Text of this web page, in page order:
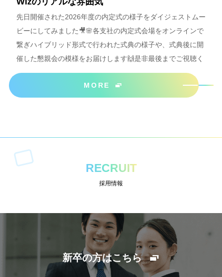
先日開催された2026年度の内定式の様子をダイジェストムー
ビーにしてみました🎥🌸各支社の内定式会場をオンラインで
繋ぎハイブリッド形式で行われた式典の様子や、式典後に開
催した懇親会の模様をお届けします🙌是非最後までご視聴く
ださいね＾＾
MORE
RECRUIT
採用情報
新卒の方はこちら